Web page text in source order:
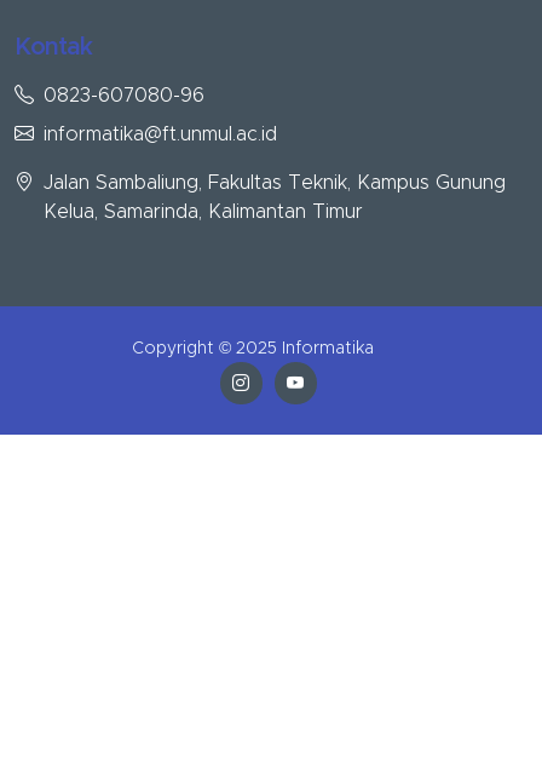
Kontak
0823-607080-96
informatika@ft.unmul.ac.id
Jalan Sambaliung, Fakultas Teknik, Kampus Gunung
Kelua, Samarinda, Kalimantan Timur
Copyright © 2025 Informatika